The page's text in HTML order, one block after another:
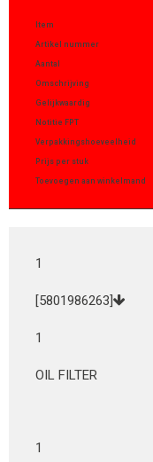
Item
Artikel nummer
Aantal
Omschrijving
Gelijkwaardig
Notitie FPT
Verpakkingshoeveelheid
Prijs per stuk
Toevoegen aan winkelmand
1
[5801986263]
1
OIL FILTER
1